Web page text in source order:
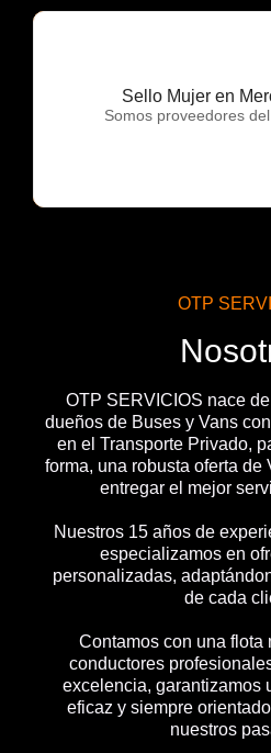
Sello Mujer en
Somos proveedores
OTP
OTP
OTP SERVICIOS nace
dueños de Buses y Vans
en el Transporte Privado,
forma, una robusta oferta de
entregar el mejor
Nuestros 15 años de
especializamos en
personalizadas,
de cada
Contamos con una flota
conductores
excelencia, garantizamos
eficaz y siempre
nuestros